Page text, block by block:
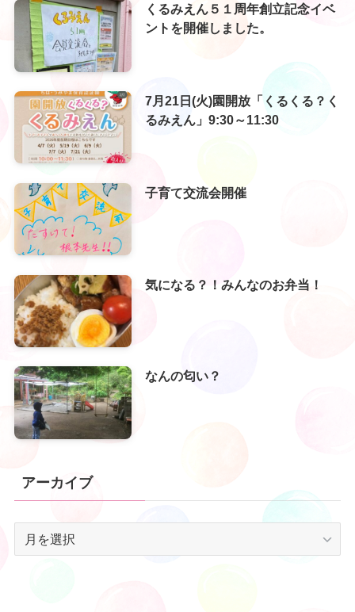
くるみえん５１周年創立記念イベ
ントを開催しました。
7月21日(火)園開放「くるくる？く
るみえん」9:30～11:30
子育て交流会開催
気になる？！みんなのお弁当！
なんの匂い？
アーカイブ